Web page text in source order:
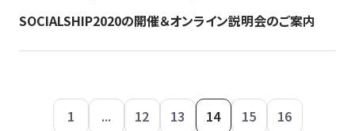
SOCIALSHIP2020の開催＆オンライン説明会のご案内
1 ... 12 13 14 15 16